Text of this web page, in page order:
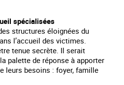
spécialisées
structures éloignées du
l’accueil des victimes.
tenue secrète. Il serait
palette de réponse à apporter
leurs besoins : foyer, famille